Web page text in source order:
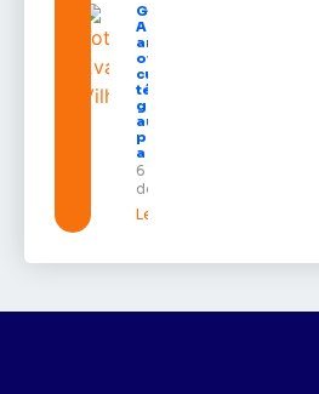
Governo do
Amapá
amplia
oferta de
cursos
técnicos e
garante
auxílio
permanência
a estudantes
6 de agosto
de 2026
Leia mais »